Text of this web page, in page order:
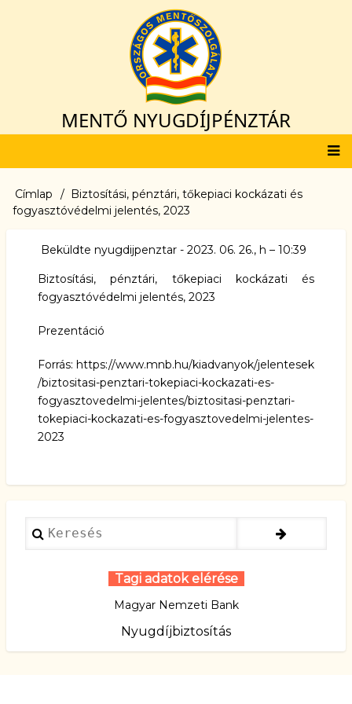
MENTŐ NYUGDÍJPÉNZTÁR
navigáció
Morzsa
Címlap
Biztosítási, pénztári, tőkepiaci kockázati és
fogyasztóvédelmi jelentés, 2023
Beküldte nyugdijpenztar - 2023. 06. 26., h – 10:39
Biztosítási, pénztári, tőkepiaci kockázati és
fogyasztóvédelmi jelentés, 2023
Prezentáció
Forrás: https://www.mnb.hu/kiadvanyok/jelentesek
/biztositasi-penztari-tokepiaci-kockazati-es-
fogyasztovedelmi-jelentes/biztositasi-penztari-
tokepiaci-kockazati-es-fogyasztovedelmi-jelentes-
2023
Keresés
Tagi adatok elérése
Magyar Nemzeti Bank
Nyugdíjbiztosítás